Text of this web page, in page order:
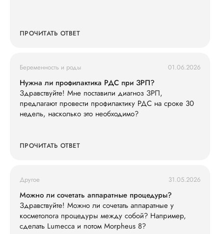
ПРОЧИТАТЬ ОТВЕТ
Беременность и роды 01.06.2026
Нужна ли профилактика РДС при ЗРП?
Здравствуйте! Мне поставили диагноз ЗРП,
предлагают провести профилактику РДС на сроке 30
недель, насколько это необходимо?
ПРОЧИТАТЬ ОТВЕТ
Другое 31.05.2026
Можно ли сочетать аппаратные процедуры?
Здравствуйте! Можно ли сочетать аппаратные у
косметолога процедуры между собой? Например,
сделать Lumecca и потом Morpheus 8?